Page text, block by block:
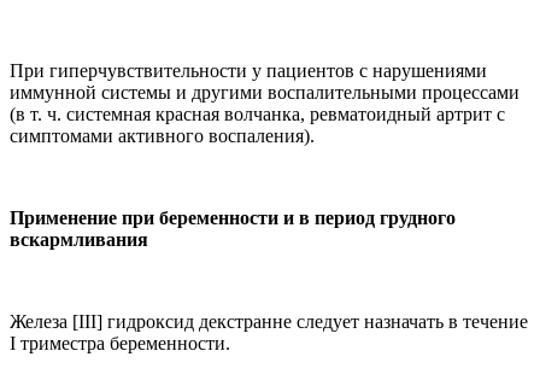
При гиперчувствительности у пациентов с нарушениями
иммунной системы и другими воспалительными процессами
(в т. ч. системная красная волчанка, ревматоидный артрит с
симптомами активного воспаления).
Применение при беременности и в период грудного
вскармливания
Железа [III] гидроксид декстранне следует назначать в течение
I триместра беременности.